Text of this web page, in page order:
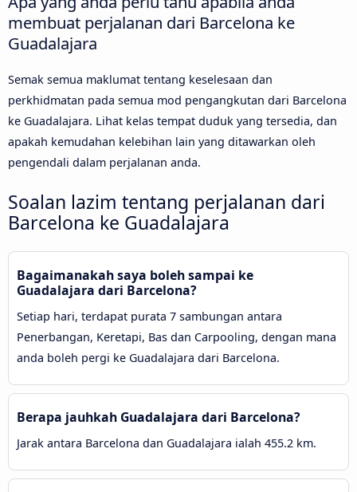
membuat perjalanan dari Barcelona ke
Guadalajara
Semak semua maklumat tentang keselesaan dan
perkhidmatan pada semua mod pengangkutan dari Barcelona
ke Guadalajara. Lihat kelas tempat duduk yang tersedia, dan
apakah kemudahan kelebihan lain yang ditawarkan oleh
pengendali dalam perjalanan anda.
Soalan lazim tentang perjalanan dari
Barcelona ke Guadalajara
Bagaimanakah saya boleh sampai ke
Guadalajara dari Barcelona?
Setiap hari, terdapat purata 7 sambungan antara
Penerbangan, Keretapi, Bas dan Carpooling, dengan mana
anda boleh pergi ke Guadalajara dari Barcelona.
Berapa jauhkah Guadalajara dari Barcelona?
Jarak antara Barcelona dan Guadalajara ialah 455.2 km.